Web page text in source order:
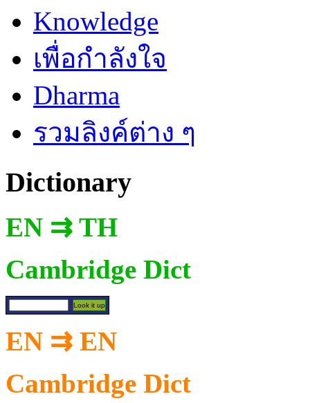
Knowledge
เพื่อกำลังใจ
Dharma
รวมลิงค์ต่าง ๆ
Dictionary
EN ⇉ TH
Cambridge Dict
EN ⇉ EN
Cambridge Dict